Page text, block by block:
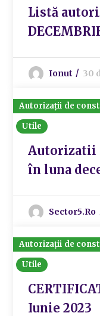
Listă
Ionut 30
Autorizații de
Utile
Autorizatii
în luna
Sector5.ro
Autorizații de
Utile
Iunie 2023